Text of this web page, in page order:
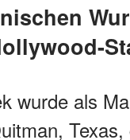
wurde als